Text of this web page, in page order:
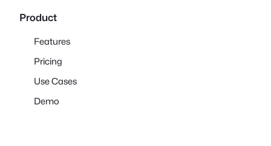
Product
Features
Pricing
Use Cases
Demo